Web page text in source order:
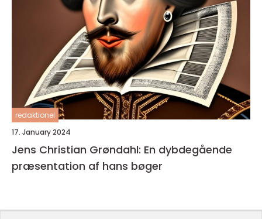
redaktionel
17. January 2024
Jens Christian Grøndahl: En dybdegående
præsentation af hans bøger